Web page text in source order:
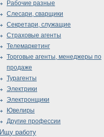
Рабочие разные
Слесари, сварщики
Секретари, служащие
Страховые агенты
Телемаркетинг
Торговые агенты, менеджеры по
продаже
Турагенты
Электрики
Электронщики
Ювелиры
Другие профессии
Ищу работу